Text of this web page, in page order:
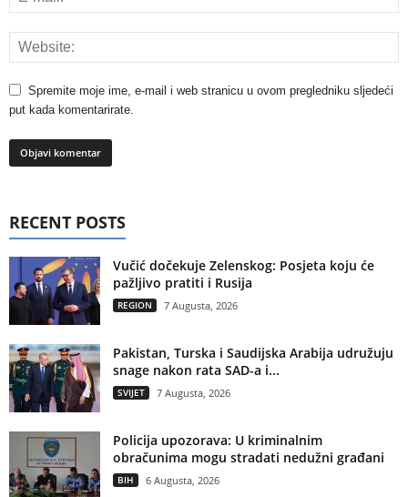
Spremite moje ime, e-mail i web stranicu u ovom pregledniku sljedeći
put kada komentarirate.
RECENT POSTS
Vučić dočekuje Zelenskog: Posjeta koju će
pažljivo pratiti i Rusija
REGION 7 Augusta, 2026
Pakistan, Turska i Saudijska Arabija udružuju
snage nakon rata SAD-a i...
SVIJET 7 Augusta, 2026
Policija upozorava: U kriminalnim
obračunima mogu stradati nedužni građani
BIH 6 Augusta, 2026